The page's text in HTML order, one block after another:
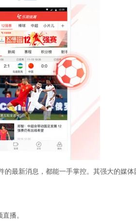
最新消息，都能一手掌控。其强大的媒
播。